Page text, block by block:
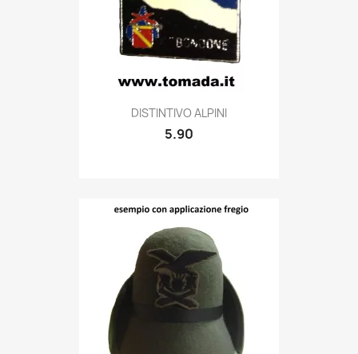
Quick view
DISTINTIVO ALPINI
5.90